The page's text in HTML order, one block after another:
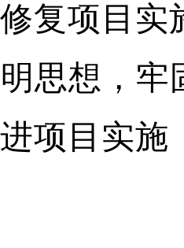
复项目
思想，牢
项目实